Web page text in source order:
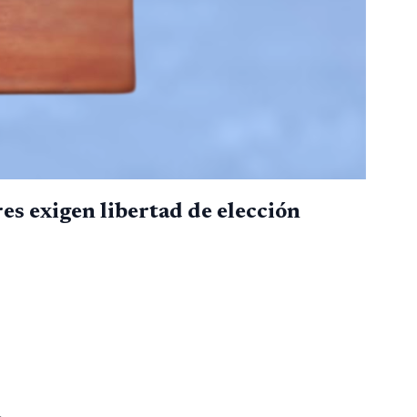
exigen libertad de elección